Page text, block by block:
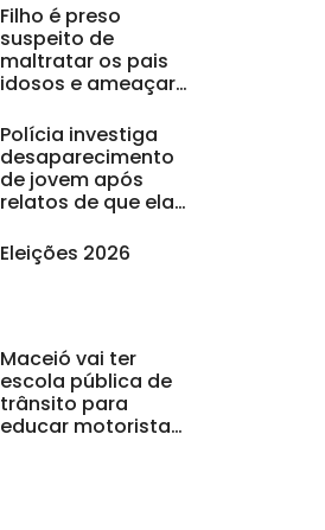
Filho é preso
suspeito de
maltratar os pais
idosos e ameaçar
Polícia investiga
desaparecimento
de jovem após
relatos de que ela
no mangue
Eleições 2026
Maceió vai ter
escola pública de
trânsito para
educar motoristas